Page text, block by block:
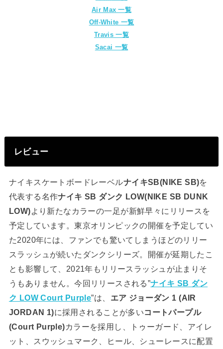
Air Max 一覧
Off-White 一覧
Travis 一覧
Sacai 一覧
レビュー
ナイキスケートボードレーベルナイキSB(NIKE SB)を
代表する名作ナイキ SB ダンク LOW(NIKE SB DUNK
LOW)より新たなカラーの一足が新鮮早々にリリースを
予定しています。東京オリンピックの開催を予定してい
た2020年には、ファンでも驚いてしまうほどのリリー
スラッシュが続いたダンクシリーズ。開催が延期したこ
とも影響して、2021年もリリースラッシュが止まりそ
うもありません。今回リリースされる”ナイキ SB ダン
ク LOW Court Purple”は、 エア ジョーダン 1 (AIR
JORDAN 1)に採用されることが多いコートパープル
(Court Purple)カラーを採用し、トゥーガード、アイレ
ット、スウッシュマーク、ヒール、シューレースに配置